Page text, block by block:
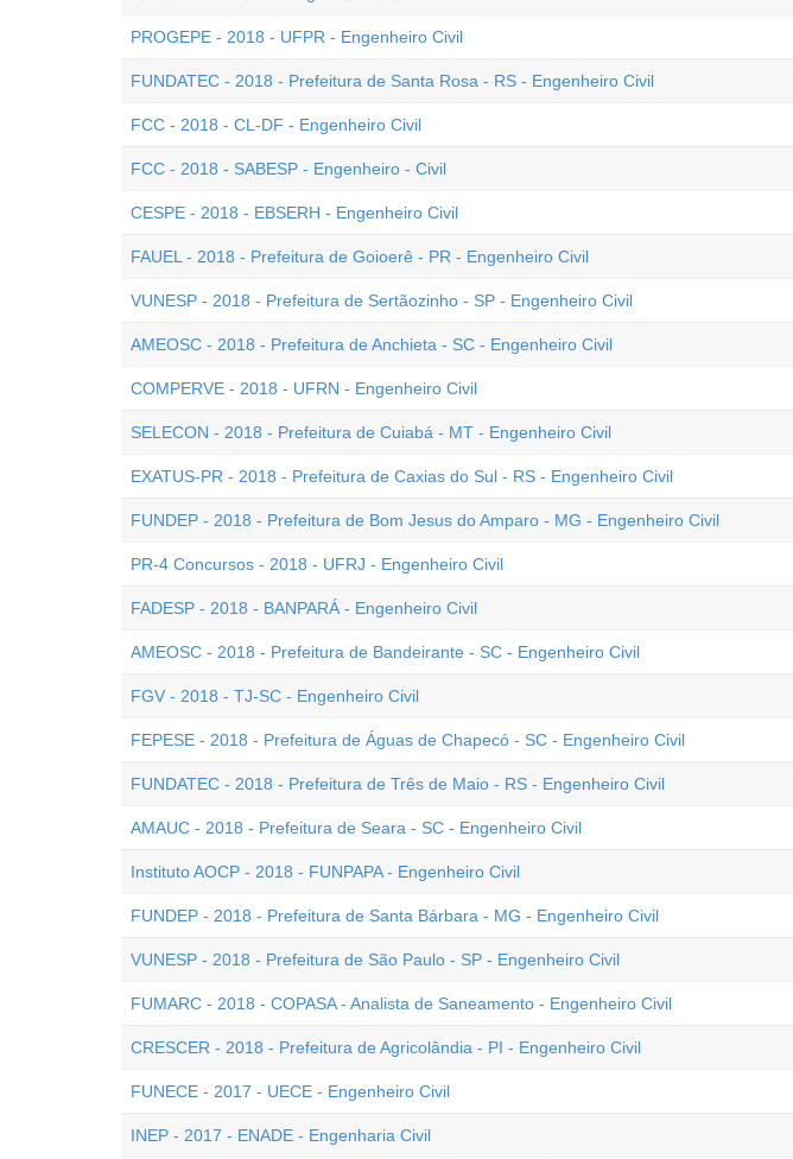
PROGEPE - 2018 - UFPR - Engenheiro Civil
FUNDATEC - 2018 - Prefeitura de Santa Rosa - RS - Engenheiro Civil
FCC - 2018 - CL-DF - Engenheiro Civil
FCC - 2018 - SABESP - Engenheiro - Civil
CESPE - 2018 - EBSERH - Engenheiro Civil
FAUEL - 2018 - Prefeitura de Goioerê - PR - Engenheiro Civil
VUNESP - 2018 - Prefeitura de Sertãozinho - SP - Engenheiro Civil
AMEOSC - 2018 - Prefeitura de Anchieta - SC - Engenheiro Civil
COMPERVE - 2018 - UFRN - Engenheiro Civil
SELECON - 2018 - Prefeitura de Cuiabá - MT - Engenheiro Civil
EXATUS-PR - 2018 - Prefeitura de Caxias do Sul - RS - Engenheiro Civil
FUNDEP - 2018 - Prefeitura de Bom Jesus do Amparo - MG - Engenheiro Civil
PR-4 Concursos - 2018 - UFRJ - Engenheiro Civil
FADESP - 2018 - BANPARÁ - Engenheiro Civil
AMEOSC - 2018 - Prefeitura de Bandeirante - SC - Engenheiro Civil
FGV - 2018 - TJ-SC - Engenheiro Civil
FEPESE - 2018 - Prefeitura de Águas de Chapecó - SC - Engenheiro Civil
FUNDATEC - 2018 - Prefeitura de Três de Maio - RS - Engenheiro Civil
AMAUC - 2018 - Prefeitura de Seara - SC - Engenheiro Civil
Instituto AOCP - 2018 - FUNPAPA - Engenheiro Civil
FUNDEP - 2018 - Prefeitura de Santa Bárbara - MG - Engenheiro Civil
VUNESP - 2018 - Prefeitura de São Paulo - SP - Engenheiro Civil
FUMARC - 2018 - COPASA - Analista de Saneamento - Engenheiro Civil
CRESCER - 2018 - Prefeitura de Agricolândia - PI - Engenheiro Civil
FUNECE - 2017 - UECE - Engenheiro Civil
INEP - 2017 - ENADE - Engenharia Civil